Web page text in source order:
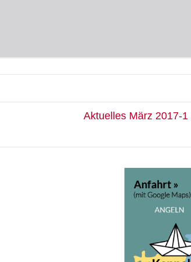
Aktuelles März 2017-